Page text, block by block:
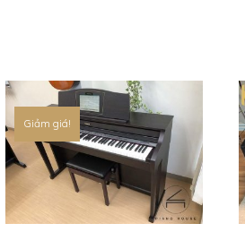
Giảm giá!